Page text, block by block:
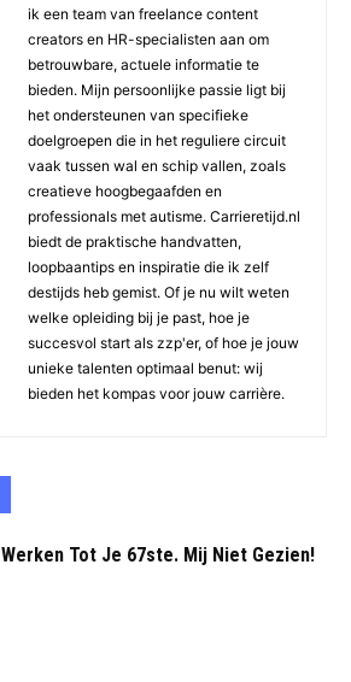
ik een team van freelance content
creators en HR-specialisten aan om
betrouwbare, actuele informatie te
bieden. Mijn persoonlijke passie ligt bij
het ondersteunen van specifieke
doelgroepen die in het reguliere circuit
vaak tussen wal en schip vallen, zoals
creatieve hoogbegaafden en
professionals met autisme. Carrieretijd.nl
biedt de praktische handvatten,
loopbaantips en inspiratie die ik zelf
destijds heb gemist. Of je nu wilt weten
welke opleiding bij je past, hoe je
succesvol start als zzp'er, of hoe je jouw
unieke talenten optimaal benut: wij
bieden het kompas voor jouw carrière.
Werken Tot Je 67ste. Mij Niet Gezien!